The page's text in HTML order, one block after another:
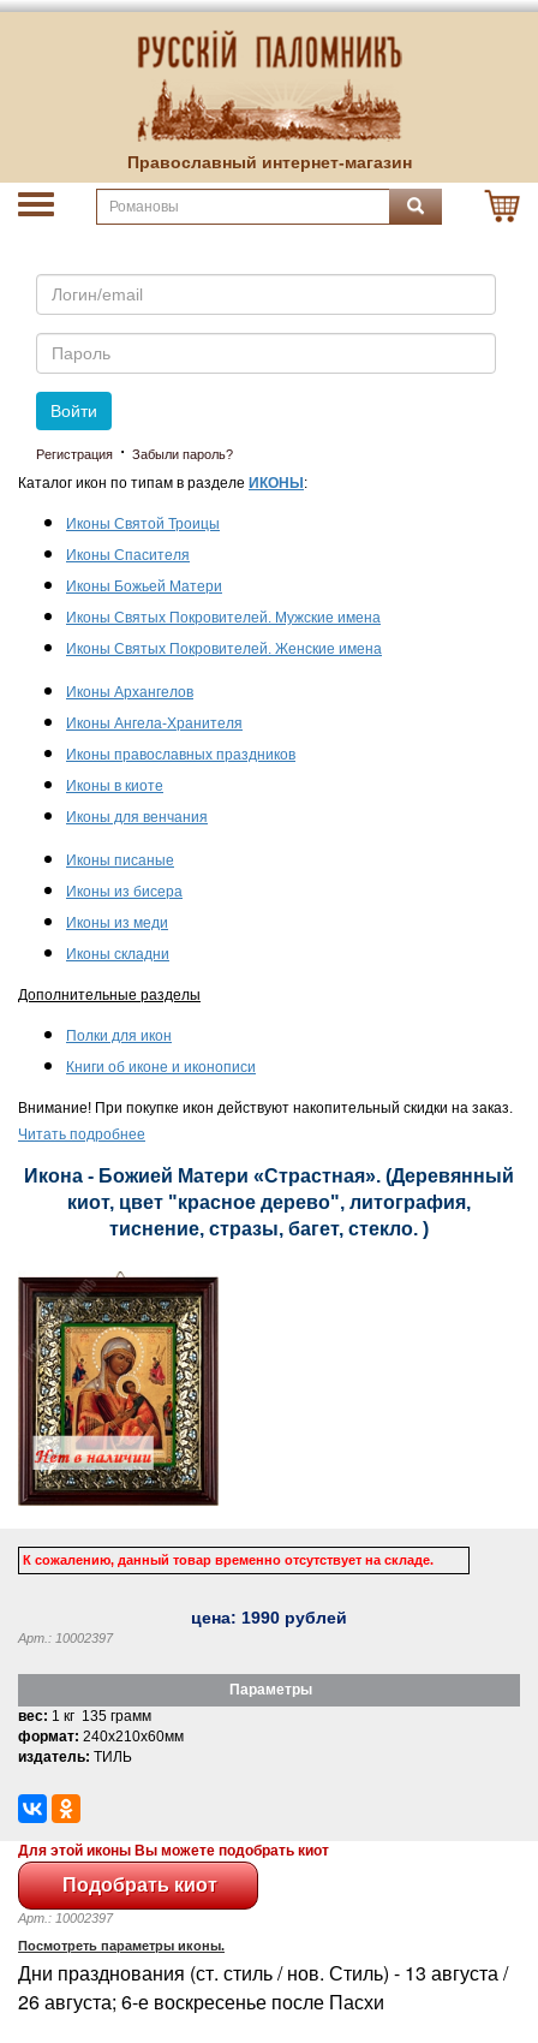
Православный интернет-магазин
Email
Пароль
Войти
Регистрация · Забыли пароль?
Каталог икон по типам в разделе ИКОНЫ :
Иконы Святой Троицы
Иконы Спасителя
Иконы Божьей Матери
Иконы Святых Покровителей. Мужские имена
Иконы Святых Покровителей. Женские имена
Иконы Архангелов
Иконы Ангела-Хранителя
Иконы православных праздников
Иконы в киоте
Иконы для венчания
Иконы писаные
Иконы из бисера
Иконы из меди
Иконы складни
Дополнительные разделы
Полки для икон
Книги об иконе и иконописи
Внимание! При покупке икон действуют накопительный скидки на заказ.
Читать подробнее
Икона - Божией Матери «Страстная». (Деревянный
киот, цвет "красное дерево", литография,
тиснение, стразы, багет, стекло. )
К сожалению, данный товар временно отсутствует на складе.
цена: 1990 рублей
Арт.: 10002397
Параметры
вес: 1 кг 135 грамм
формат: 240x210x60мм
издатель: ТИЛЬ
Для этой иконы Вы можете подобрать киот
Арт.: 10002397
Посмотреть параметры иконы.
Дни празднования (ст. стиль / нов. Стиль) - 13 августа /
26 августа; 6-е воскресенье после Пасхи